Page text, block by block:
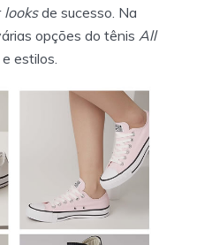
looksde sucesso. Na
opções do tênis All
estilos.